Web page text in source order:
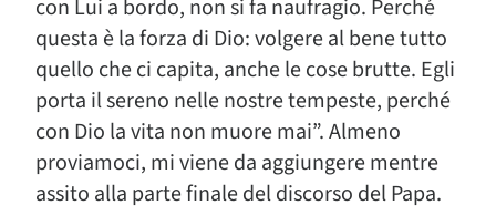
con Lui a bordo, non si fa naufragio. Perché
questa è la forza di Dio: volgere al bene tutto
quello che ci capita, anche le cose brutte. Egli
porta il sereno nelle nostre tempeste, perché
con Dio la vita non muore mai”. Almeno
proviamoci, mi viene da aggiungere mentre
assito alla parte finale del discorso del Papa.